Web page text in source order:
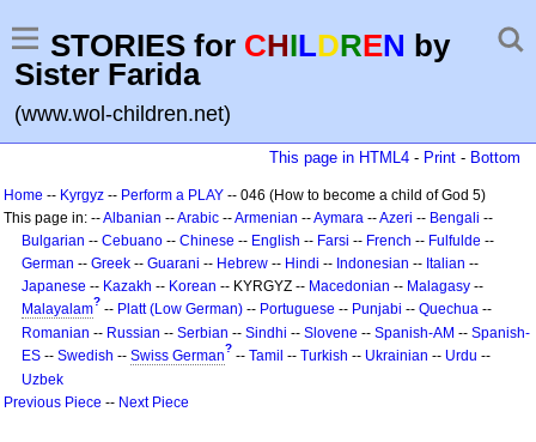
STORIES for CHILDREN by
Sister Farida
(www.wol-children.net)
This page in HTML4 - Print - Bottom
Home -- Kyrgyz -- Perform a PLAY -- 046 (How to become a child of God 5)
This page in: --Albanian --Arabic --Armenian --Aymara --Azeri -- Bengali --
Bulgarian -- Cebuano -- Chinese -- English -- Farsi -- French -- Fulfulde --
German -- Greek -- Guarani -- Hebrew -- Hindi -- Indonesian -- Italian --
Japanese -- Kazakh -- Korean -- KYRGYZ -- Macedonian -- Malagasy --
Malayalam? -- Platt (Low German) -- Portuguese -- Punjabi -- Quechua --
Romanian -- Russian -- Serbian -- Sindhi -- Slovene -- Spanish-AM -- Spanish-
ES -- Swedish -- Swiss German? -- Tamil -- Turkish -- Ukrainian -- Urdu --
Uzbek
Previous Piece -- Next Piece